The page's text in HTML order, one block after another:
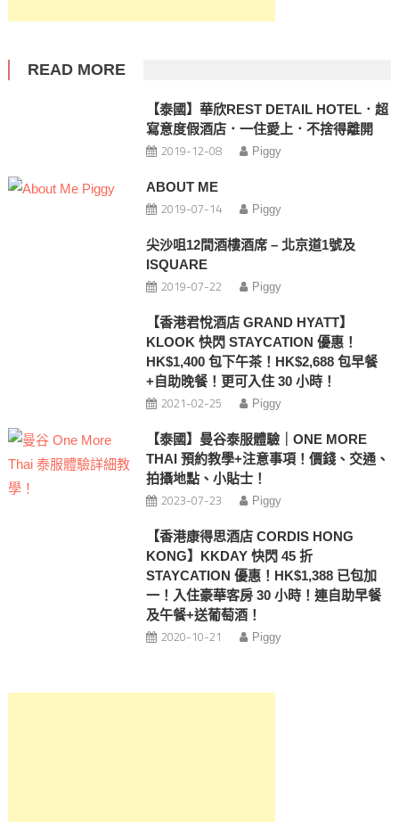
READ MORE
【泰國】華欣REST DETAIL HOTEL．超
寫意度假酒店．一住愛上．不捨得離開
2019-12-08 Piggy
ABOUT ME
2019-07-14 Piggy
尖沙咀12間酒樓酒席 – 北京道1號及
ISQUARE
2019-07-22 Piggy
【香港君悅酒店 GRAND HYATT】
KLOOK 快閃 STAYCATION 優惠！
HK$1,400 包下午茶！HK$2,688 包早餐
+自助晚餐！更可入住 30 小時！
2021-02-25 Piggy
【泰國】曼谷泰服體驗｜ONE MORE
THAI 預約教學+注意事項！價錢、交通、
拍攝地點、小貼士！
2023-07-23 Piggy
【香港康得思酒店 CORDIS HONG
KONG】KKDAY 快閃 45 折
STAYCATION 優惠！HK$1,388 已包加
一！入住豪華客房 30 小時！連自助早餐
及午餐+送葡萄酒！
2020-10-21 Piggy